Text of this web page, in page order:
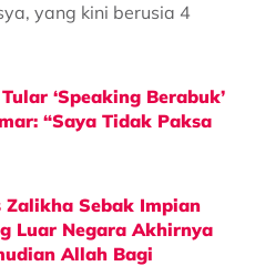
yang kini berusia 4
‘Speaking Berabuk’
“Saya Tidak Paksa
Zalikha Sebak Impian
Luar Negara Akhirnya
Allah Bagi